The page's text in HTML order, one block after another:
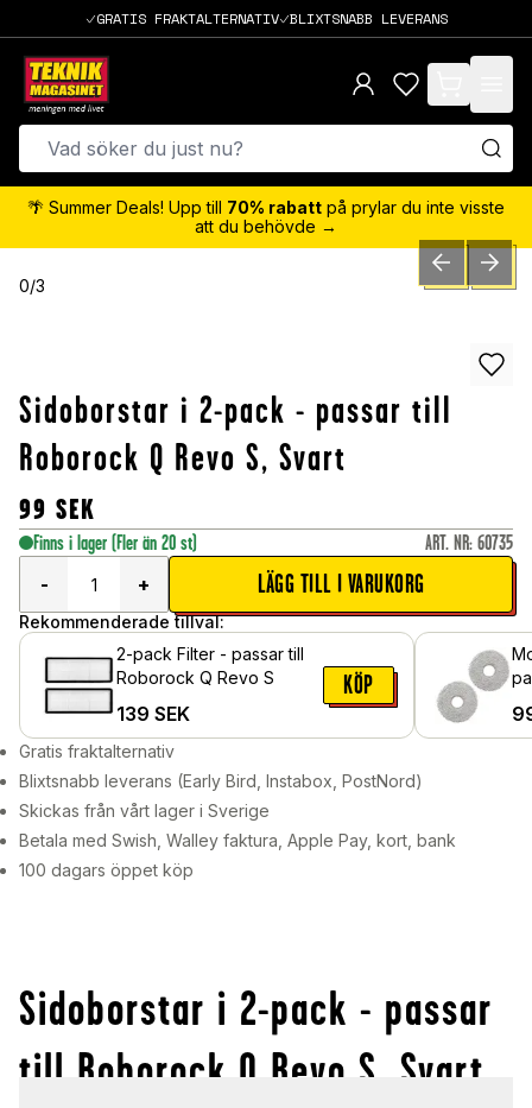
GRATIS FRAKTALTERNATIV BLIXTSNABB LEVERANS
items in cart,
🌴 Summer Deals! Upp till 70% rabatt på prylar du inte visste
att du behövde →
0/3 PREVIOUSNEXT
Sidoborstar i 2-pack - passar till
Roborock Q Revo S, Svart
99 SEK
Finns i lager (Fler än 20 st) ART. NR: 60735
-
+ LÄGG TILL I VARUKORG
Rekommenderade tillval:
2-pack Filter - passar till
Roborock Q Revo S
139 SEK
KÖP
Gratis fraktalternativ
Blixtsnabb leverans (Early Bird, Instabox, PostNord)
Skickas från vårt lager i Sverige
Betala med Swish, Walley faktura, Apple Pay, kort, bank
100 dagars öppet köp
Sidoborstar i 2-pack - passar
till Roborock Q Revo S, Svart